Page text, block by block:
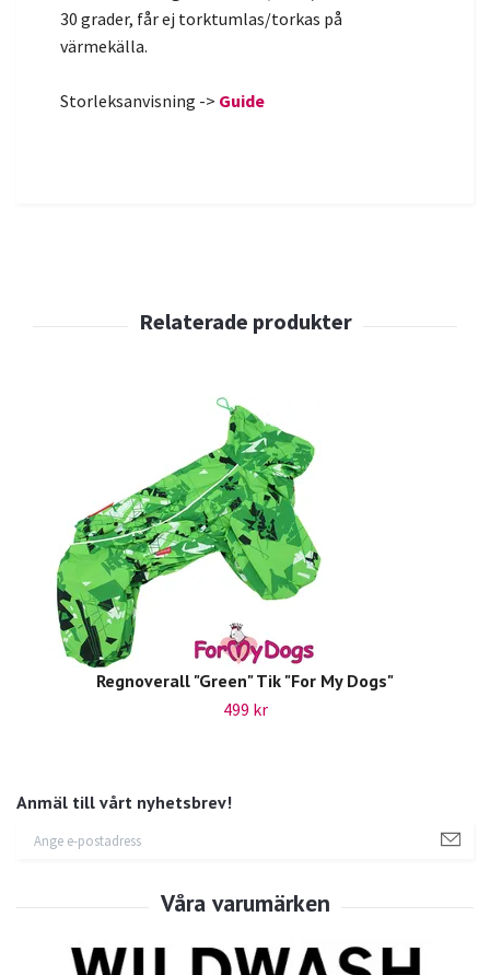
Anmäl till vårt nyhetsbrev!
30 grader, får ej torktumlas/torkas på
värmekälla.
Storleksanvisning -> Guide
Regnoverall "Green" Tik "For My Dogs"
499 kr